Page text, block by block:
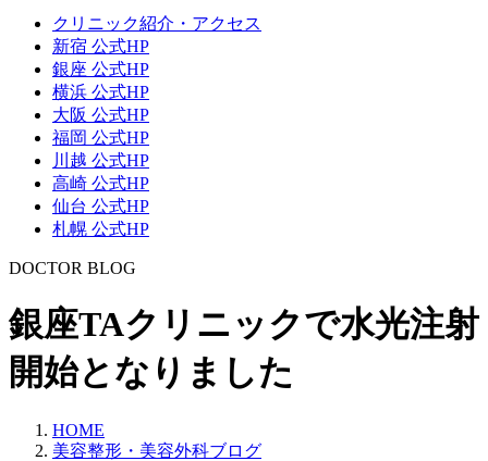
クリニック紹介・アクセス
新宿 公式HP
銀座 公式HP
横浜 公式HP
大阪 公式HP
福岡 公式HP
川越 公式HP
高崎 公式HP
仙台 公式HP
札幌 公式HP
DOCTOR BLOG
銀座TAクリニックで水光注射
開始となりました
HOME
美容整形・美容外科ブログ